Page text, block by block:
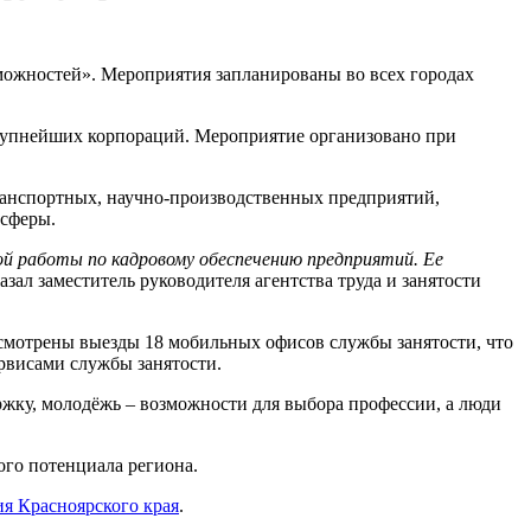
Мероприятия запланированы во всех городах
корпораций. Мероприятие организовано при
научно-производственных предприятий,
работы по кадровому обеспечению предприятий. Ее
заместитель руководителя агентства труда и занятости
выезды 18 мобильных офисов службы занятости, что
службы занятости.
молодёжь – возможности для выбора профессии, а люди
потенциала региона.
Красноярского края.